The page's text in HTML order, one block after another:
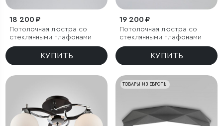
18 200 ₽
Потолочная люстра со
стеклянными плафонами
КУПИТЬ
19 200 ₽
Потолочная люстра со
стеклянными плафонами
КУПИТЬ
ТОВАРЫ ИЗ ЕВРОПЫ